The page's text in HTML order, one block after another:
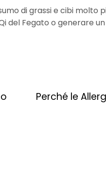
di grassi e cibi molto
del Fegato o generare
Perché le